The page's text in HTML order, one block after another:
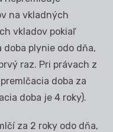
na vkladných
vkladov pokiaľ
plynie odo dňa,
raz. Pri právach z
doba za
doba je 4 roky).
za 2 roky odo dňa,